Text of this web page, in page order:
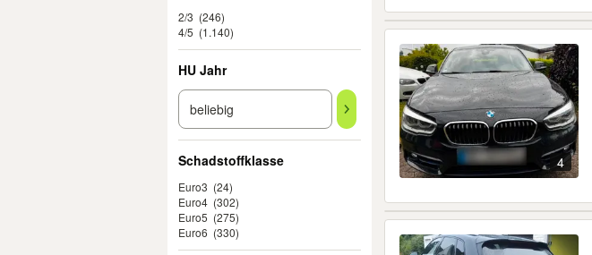
2/3 (246)
4/5 (1.140)
HU Jahr
Schadstoffklasse
Euro3 (24)
Euro4 (302)
Euro5 (275)
Euro6 (330)
4